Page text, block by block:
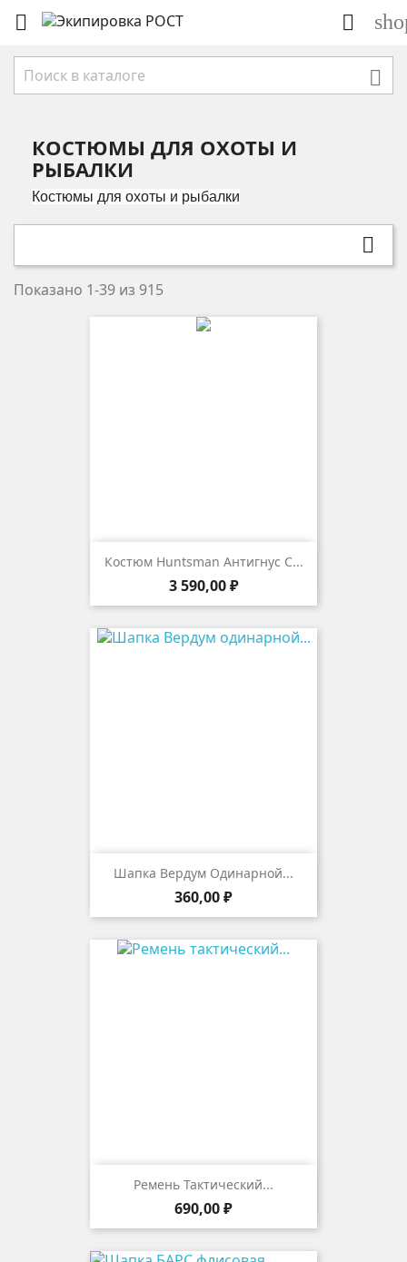
 

КОСТЮМЫ ДЛЯ ОХОТЫ И
РЫБАЛКИ
Костюмы для охоты и рыбалки

Показано 1-39 из 915
Костюм Huntsman Антигнус С...
Цена
3 590,00 ₽
Шапка Вердум Одинарной...
Цена
360,00 ₽
Ремень Тактический...
Цена
690,00 ₽